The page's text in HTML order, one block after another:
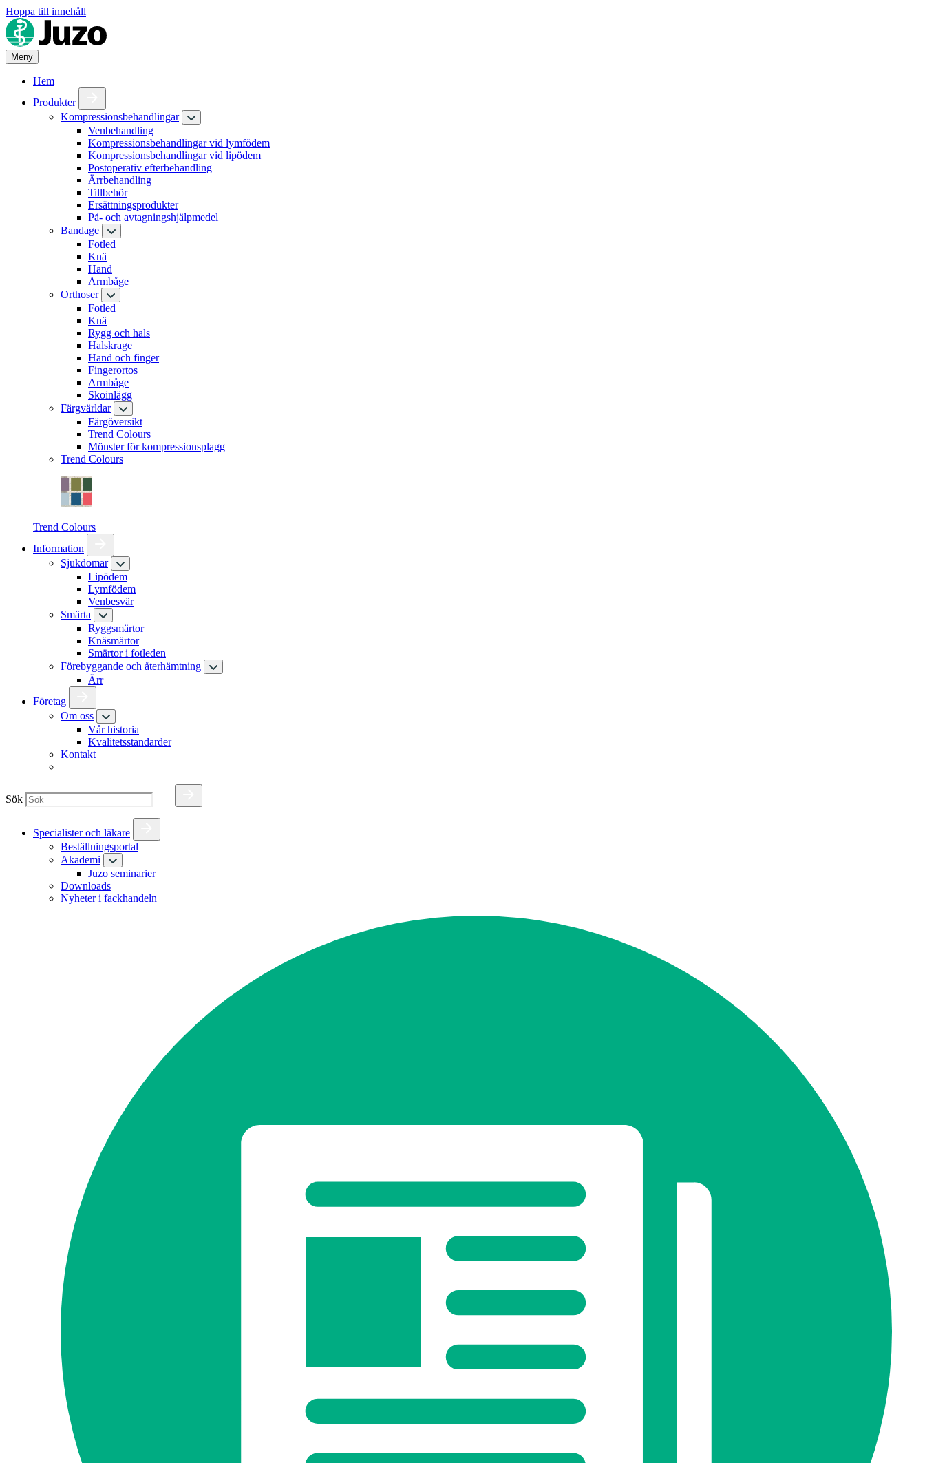
Hoppa till innehåll
Meny
Hem
Produkter
Kompressionsbehandlingar
Venbehandling
Kompressionsbehandlingar vid lymfödem
Kompressionsbehandlingar vid lipödem
Postoperativ efterbehandling
Ärrbehandling
Tillbehör
Ersättningsprodukter
På- och avtagningshjälpmedel
Bandage
Fotled
Knä
Hand
Armbåge
Orthoser
Fotled
Knä
Rygg och hals
Halskrage
Hand och finger
Fingerortos
Armbåge
Skoinlägg
Färgvärldar
Färgöversikt
Trend Colours
Mönster för kompressionsplagg
Trend Colours
Trend Colours
Information
Sjukdomar
Lipödem
Lymfödem
Venbesvär
Smärta
Ryggsmärtor
Knäsmärtor
Smärtor i fotleden
Förebyggande och återhämtning
Ärr
Företag
Om oss
Vår historia
Kvalitetsstandarder
Kontakt
Sök
Specialister och läkare
Beställningsportal
Akademi
Juzo seminarier
Downloads
Nyheter i fackhandeln